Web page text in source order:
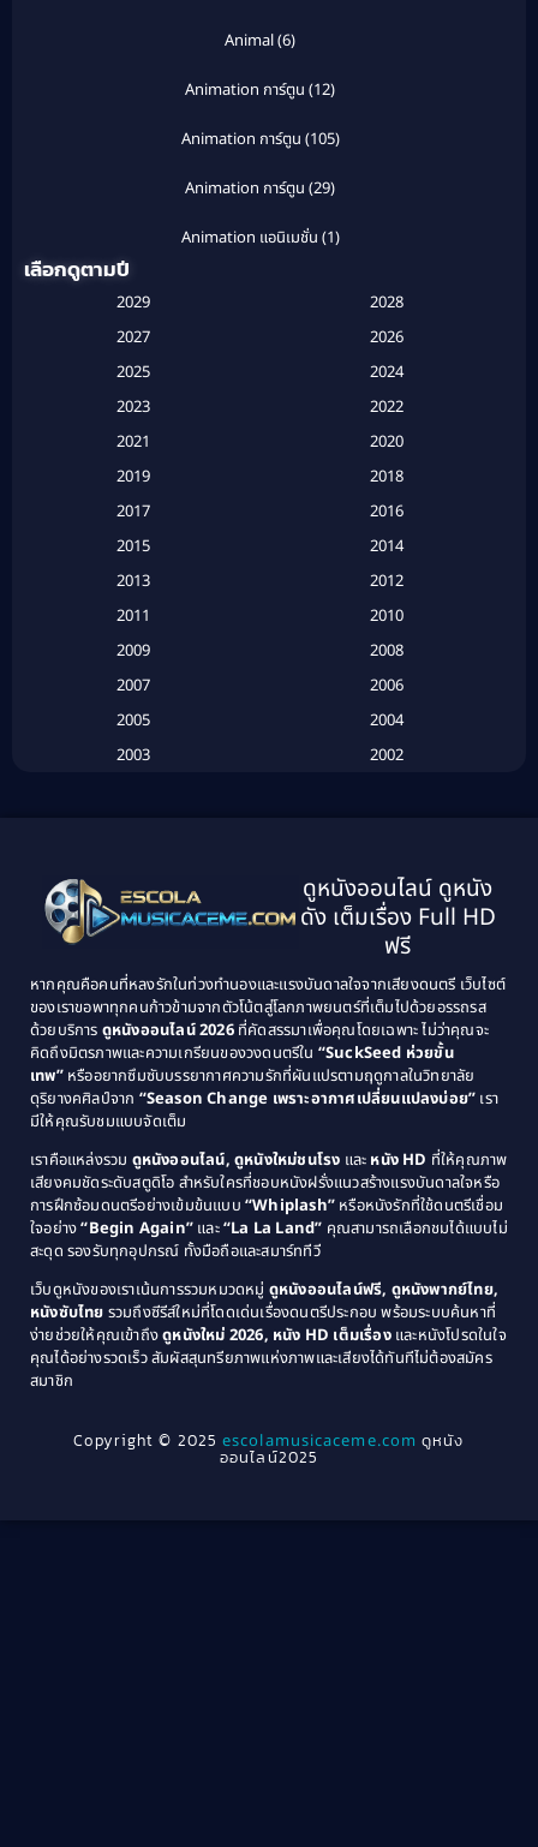
Animal(6)
Animation การ์ตูน (12)
Animation การ์ตูน (105)
Animation การ์ตูน (29)
Animation แอนิเมชั่น (1)
Based on a True Story สร้างจากเรื่องจริง(2)
Based on a True Story เรื่องจริง (16)
Classic หนังคลาสสิก(25)
Classic หนังคลาสสิก(134)
Classic หนังคลาสสิก(21)
Comedy ตลก(515)
Comedy ตลก(46)
Coming of Age ก้าวพ้นวัย(1)
Coming-of-Age(3)
Community(1)
Crime อาชญากรรม(289)
Cult Film(4)
เลือกดูตามปี
2029
2028
2027
2026
2025
2024
2023
2022
2021
2020
2019
2018
2017
2016
2015
2014
2013
2012
2011
2010
2009
2008
2007
2006
2005
2004
2003
2002
1995
1994
1993
1992
1989
1988
1987
1986
1985
1984
1983
1982
1979
1978
1976
1975
1974
1971
1970
1969
1968
1964
1963
1940
ดูหนังออนไลน์ ดูหนัง
ดัง เต็มเรื่อง Full HD
ฟรี
หากคุณคือคนที่หลงรักในท่วงทำนองและแรงบันดาลใจจากเสียงดนตรี เว็บไซต์
ของเราขอพาทุกคนก้าวข้ามจากตัวโน้ตสู่โลกภาพยนตร์ที่เต็มไปด้วยอรรถรส
ด้วยบริการ ดูหนังออนไลน์ 2026ที่คัดสรรมาเพื่อคุณโดยเฉพาะ ไม่ว่าคุณจะ
คิดถึงมิตรภาพและความเกรียนของวงดนตรีใน “SuckSeed ห่วยขั้น
เทพ”หรืออยากซึมซับบรรยากาศความรักที่ผันแปรตามฤดูกาลในวิทยาลัย
ดุริยางคศิลป์จาก “Season Change เพราะอากาศเปลี่ยนแปลงบ่อย” เรา
มีให้คุณรับชมแบบจัดเต็ม
เราคือแหล่งรวม ดูหนังออนไลน์, ดูหนังใหม่ชนโรง และ หนัง HD ที่ให้คุณภาพ
เสียงคมชัดระดับสตูดิโอ สำหรับใครที่ชอบหนังฝรั่งแนวสร้างแรงบันดาลใจหรือ
การฝึกซ้อมดนตรีอย่างเข้มข้นแบบ “Whiplash” หรือหนังรักที่ใช้ดนตรีเชื่อม
ใจอย่าง“Begin Again” และ“La La Land” คุณสามารถเลือกชมได้แบบไม่
สะดุด รองรับทุกอุปกรณ์ ทั้งมือถือและสมาร์ททีวี
เว็บดูหนังของเราเน้นการรวมหมวดหมู่ ดูหนังออนไลน์ฟรี, ดูหนังพากย์ไทย,
หนังซับไทย รวมถึงซีรีส์ใหม่ที่โดดเด่นเรื่องดนตรีประกอบ พร้อมระบบค้นหาที่
ง่ายช่วยให้คุณเข้าถึงดูหนังใหม่ 2026, หนัง HD เต็มเรื่องและหนังโปรดในใจ
คุณได้อย่างรวดเร็ว สัมผัสสุนทรียภาพแห่งภาพและเสียงได้ทันทีไม่ต้องสมัคร
สมาชิก
Copyright © 2025escolamusicaceme.com ดูหนัง
ออนไลน์2025